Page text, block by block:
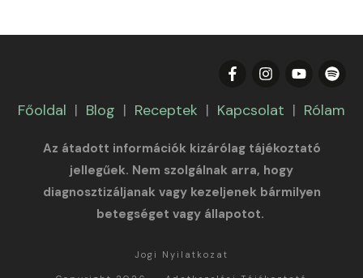
Főoldal | Blog | Receptek | Kapcsolat | Rólam
Az átadott információk kizárólag tájékoztató
jellegűek. Nem szolgálnak arra, hogy
diagnosztizáljanak vagy kezeljenek bármilyen
betegséget vagy állapotot.
Jogi Nyilatkozat